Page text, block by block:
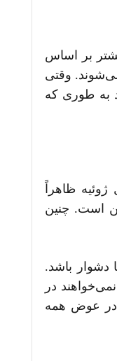
بر اساس
وقتی
به طوری که
ظاهراً
است. چنین
دشوار باشد.
در
در عوض همه